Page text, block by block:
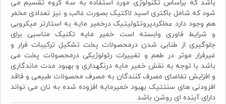
شود که شامل باکتری اسید لاکتیک بصورت غالب و نیز تعدادی مخمر
هم وجود دارد عملکردپروتئولیتیک درخمیر مایه به استارتر میکروبی
و شرایط فاوری وابسته است خمیر مایه تکنیک مناسبی برای
جلوگیری از طنابی شدن درمحصولات پخت تشکیل ترکیبات فرار و
غیرفرار موثر در طعم و تغییرات رئولوژیکی درمحصولات پخت می
باشد با توجه به نقش خمیر مایه درنگهداری و بهبود مدت ماندگاری
و افزایش تقاضای مصرف کنندگان به مصرف محصولات طبیعی و فاقد
افزودنی های سنتتیک بهبود خمیرمایه افزوده شده به نان می تواند
دارای آینده ای روشن باشد.